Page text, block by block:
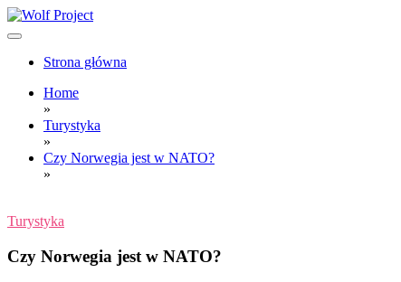
Skip
to
Wolf Project
Strona główna
Home
»
Turystyka
»
Czy Norwegia jest w NATO?
»
Turystyka
Czy Norwegia jest w NATO?